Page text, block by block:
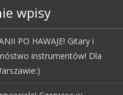
wpisy
PO HAWAJE! Gitary i
instrumentów! Dla